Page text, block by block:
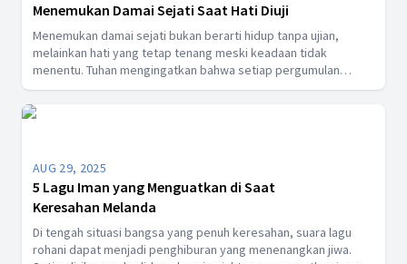
Menemukan Damai Sejati Saat Hati Diuji
Menemukan damai sejati bukan berarti hidup tanpa ujian,
melainkan hati yang tetap tenang meski keadaan tidak
menentu. Tuhan mengingatkan bahwa setiap pergumulan
adalah kesempatan untuk semakin dekat dengan-Nya. Dalam
penyertaan-Nya, ada damai yang melampaui pengertian,
memberi kekuatan baru untuk tetap melangkah dengan iman
AUG 29, 2025
5 Lagu Iman yang Menguatkan di Saat
Keresahan Melanda
Di tengah situasi bangsa yang penuh keresahan, suara lagu
rohani dapat menjadi penghiburan yang menenangkan jiwa.